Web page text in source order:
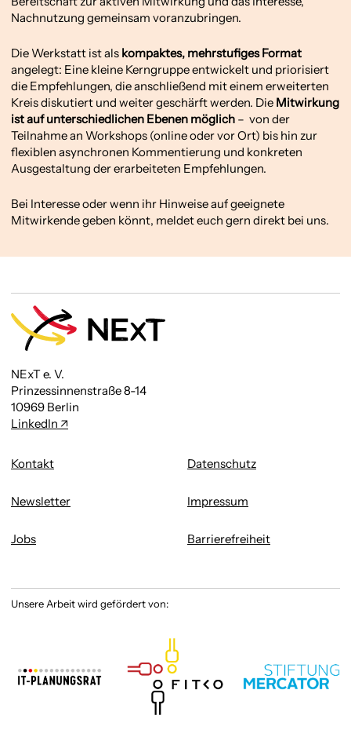
Nachnutzung gemeinsam voranzubringen.
Die Werkstatt ist als kompaktes, mehrstufiges Format
angelegt: Eine kleine Kerngruppe entwickelt und priorisiert
die Empfehlungen, die anschließend mit einem erweiterten
Kreis diskutiert und weiter geschärft werden. Die Mitwirkung
ist auf unterschiedlichen Ebenen möglich – von der
Teilnahme an Workshops (online oder vor Ort) bis hin zur
flexiblen asynchronen Kommentierung und konkreten
Ausgestaltung der erarbeiteten Empfehlungen.
Bei Interesse oder wenn ihr Hinweise auf geeignete
Mitwirkende geben könnt, meldet euch gern direkt bei uns.
NExT e. V.
Prinzessinnenstraße 8-14
10969 Berlin
LinkedIn
Kontakt
Newsletter
Jobs
Datenschutz
Impressum
Barrierefreiheit
Unsere Arbeit wird gefördert von: